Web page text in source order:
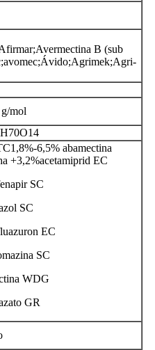
B (sub
mol
6,5% abamectina
+3,2%acetamiprid EC
SC
SC
EC
SC
WDG
GR